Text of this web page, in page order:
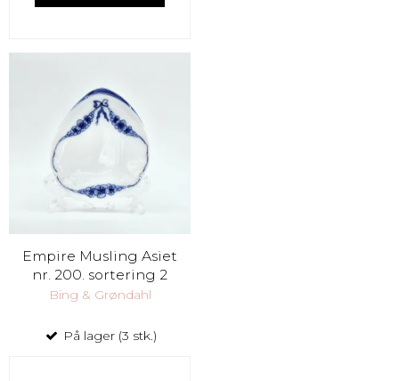
Empire Musling Asiet
nr. 200. sortering 2
Bing & Grøndahl
På lager (3 stk.)